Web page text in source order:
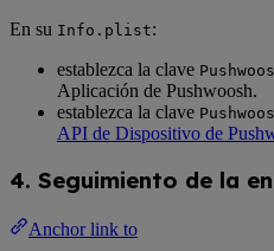
En su Info.plist:
establezca la clave
Aplicación de Pushwoosh.
establezca la clave
API de Dispositivo de
4. Seguimiento de la
Anchor link to